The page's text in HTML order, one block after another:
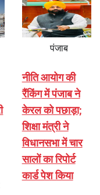
पंजाब
नीति आयोग की
रैंकिंग में पंजाब ने
केरल को पछाड़ा;
शिक्षा मंत्री ने
विधानसभा में चार
सालों का रिपोर्ट
कार्ड पेश किया